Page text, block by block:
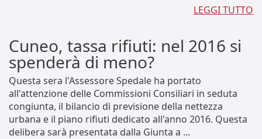
LEGGI TUTTO
Cuneo, tassa rifiuti: nel 2016 si
spenderà di meno?
Questa sera l'Assessore Spedale ha portato
all'attenzione delle Commissioni Consiliari in seduta
congiunta, il bilancio di previsione della nettezza
urbana e il piano rifiuti dedicato all'anno 2016. Questa
delibera sarà presentata dalla Giunta a ...